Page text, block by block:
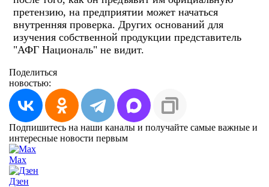
претензию, на предприятии может начаться
внутренняя проверка. Других оснований для
изучения собственной продукции представитель
"АФГ Националь" не видит.
Поделиться
новостью:
Подпишитесь на наши каналы и получайте самые важные и
интересные новости первым
Max
Дзен